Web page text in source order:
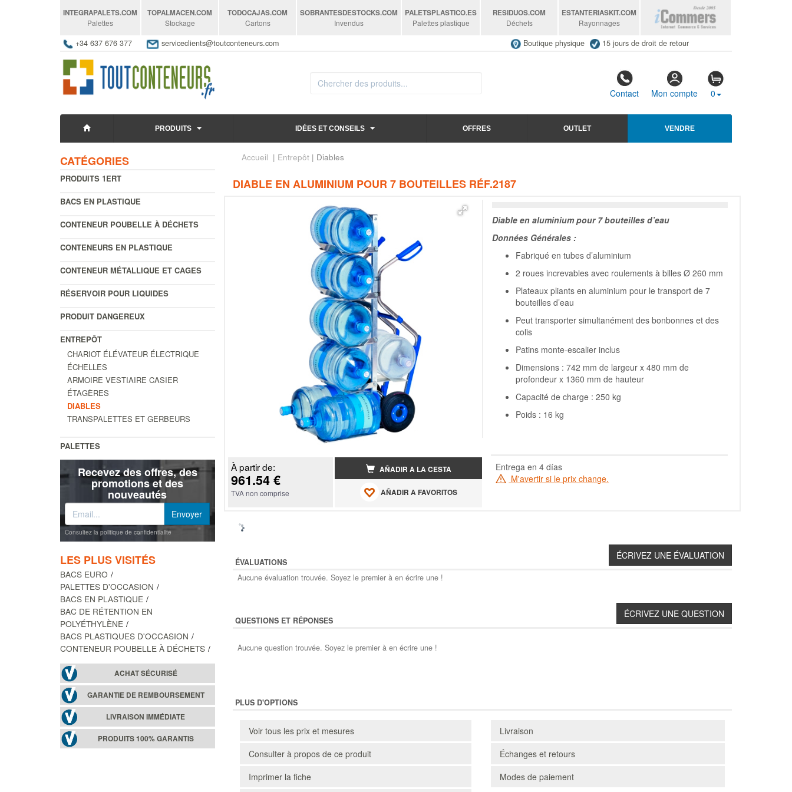
INTEGRAPALETS.COM
Palettes
TOPALMACEN.COM
Stockage
TODOCAJAS.COM
Cartons
SOBRANTESDESTOCKS.COM
Invendus
PALETSPLASTICO.ES
Palettes plastique
RESIDUOS.COM
Déchets
ESTANTERIASKIT.COM
Rayonnages
+34 637 676 377 serviceclients@toutconteneurs.com Boutique physique 15 jours de droit de retour
Contact Mon compte 0
PRODUITS IDÉES ET CONSEILS OFFRES OUTLET VENDRE
CATÉGORIES
PRODUITS 1ERT
BACS EN PLASTIQUE
CONTENEUR POUBELLE À DÉCHETS
CONTENEURS EN PLASTIQUE
CONTENEUR MÉTALLIQUE ET CAGES
RÉSERVOIR POUR LIQUIDES
PRODUIT DANGEREUX
ENTREPÔT
CHARIOT ÉLÉVATEUR ÉLECTRIQUE
ÉCHELLES
ARMOIRE VESTIAIRE CASIER
ÉTAGÈRES
DIABLES
TRANSPALETTES ET GERBEURS
PALETTES
Recevez des offres, des
promotions et des
nouveautés
Consultez la politique de confidentialité
LES PLUS VISITÉS
BACS EURO
PALETTES D'OCCASION
BACS EN PLASTIQUE
BAC DE RÉTENTION EN
POLYÉTHYLÈNE
BACS PLASTIQUES D'OCCASION
CONTENEUR POUBELLE À DÉCHETS
ACHAT SÉCURISÉ
GARANTIE DE REMBOURSEMENT
LIVRAISON IMMÉDIATE
PRODUITS 100% GARANTIS
Accueil | Entrepôt| Diables
DIABLE EN ALUMINIUM POUR 7 BOUTEILLES RÉF.2187
Diable en aluminium pour 7 bouteilles d’eau
Données Générales :
Fabriqué en tubes d’aluminium
2 roues increvables avec roulements à billes Ø 260 mm
Plateaux pliants en aluminium pour le transport de 7
bouteilles d’eau
Peut transporter simultanément des bonbonnes et des
colis
Patins monte-escalier inclus
Dimensions : 742 mm de largeur x 480 mm de
profondeur x 1360 mm de hauteur
Capacité de charge : 250 kg
Poids : 16 kg
À partir de:
961.54 €
TVA non comprise
AÑADIR A LA CESTA
AÑADIR A FAVORITOS
Entrega en 4 días
M'avertir si le prix change.
ÉVALUATIONS
Aucune évaluation trouvée. Soyez le premier à en écrire une !
QUESTIONS ET RÉPONSES
Aucune question trouvée. Soyez le premier à en écrire une !
PLUS D'OPTIONS
Voir tous les prix et mesures
Consulter à propos de ce produit
Imprimer la fiche
Livraison
Échanges et retours
Modes de paiement